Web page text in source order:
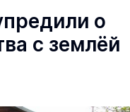
о
с землёй